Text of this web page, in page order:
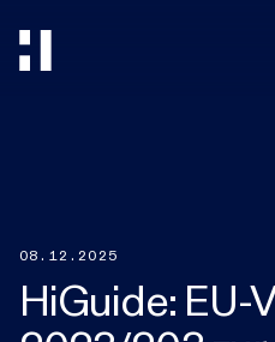
Branchen
08.12.2025
HiGuide: EU-